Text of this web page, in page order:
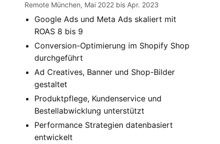
Remote München, Mai 2022 bis Apr. 2023
Google Ads und Meta Ads skaliert mit
ROAS 8 bis 9
Conversion-Optimierung im Shopify Shop
durchgeführt
Ad Creatives, Banner und Shop-Bilder
gestaltet
Produktpflege, Kundenservice und
Bestellabwicklung unterstützt
Performance Strategien datenbasiert
entwickelt